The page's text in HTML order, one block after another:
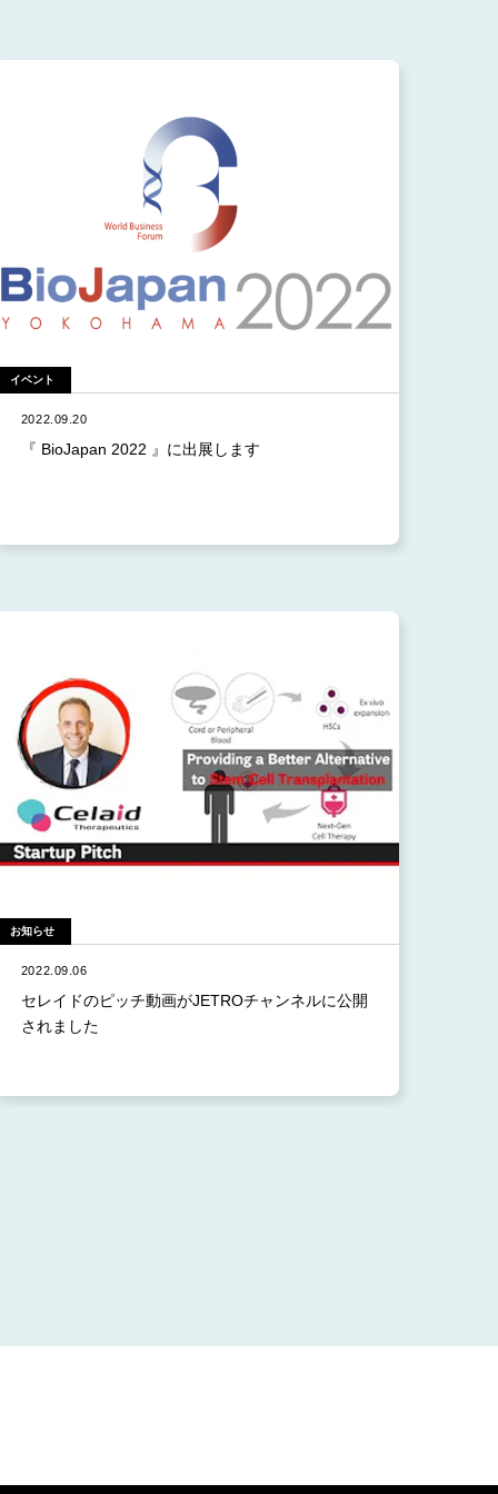
イベント
2022.09.20
『 BioJapan 2022 』に出展します
お知らせ
2022.09.06
セレイドのピッチ動画がJETROチャンネルに公開
されました